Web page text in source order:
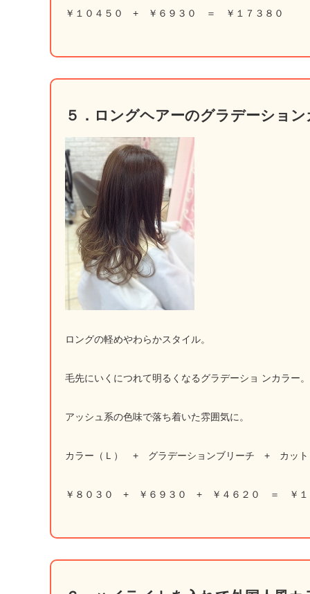
￥１０４５０ + ￥６９３０ ＝ ￥１７３８０
５．ロングヘアーのグラデーション
ロングの軽めやわらかスタイル。
毛先にいくにつれて明るくなるグラデーショ ンカラー。
アッシュ系の色味で落ち着いた雰囲気に。
カラー（Ｌ） + グラデーションブリーチ + カット
￥８０３０ + ￥６９３０ + ￥４６２０ ＝ ￥１